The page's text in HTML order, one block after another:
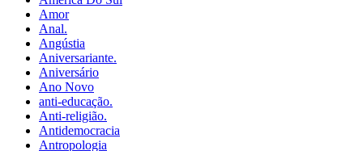
Amor
Anal.
Angústia
Aniversariante.
Aniversário
Ano Novo
anti-educação.
Anti-religião.
Antidemocracia
Antropologia